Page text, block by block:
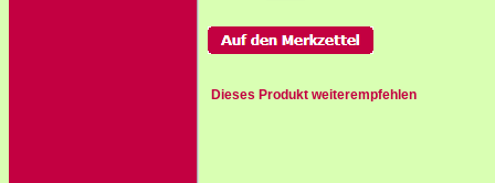
Dieses Produkt weiterempfehlen